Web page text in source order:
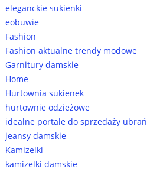
eleganckie sukienki
eobuwie
Fashion
Fashion aktualne trendy modowe
Garnitury damskie
Home
Hurtownia sukienek
hurtownie odzieżowe
idealne portale do sprzedaży ubrań
jeansy damskie
Kamizelki
kamizelki damskie